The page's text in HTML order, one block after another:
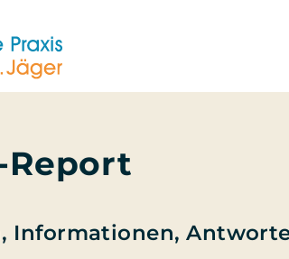
Report
Informationen,